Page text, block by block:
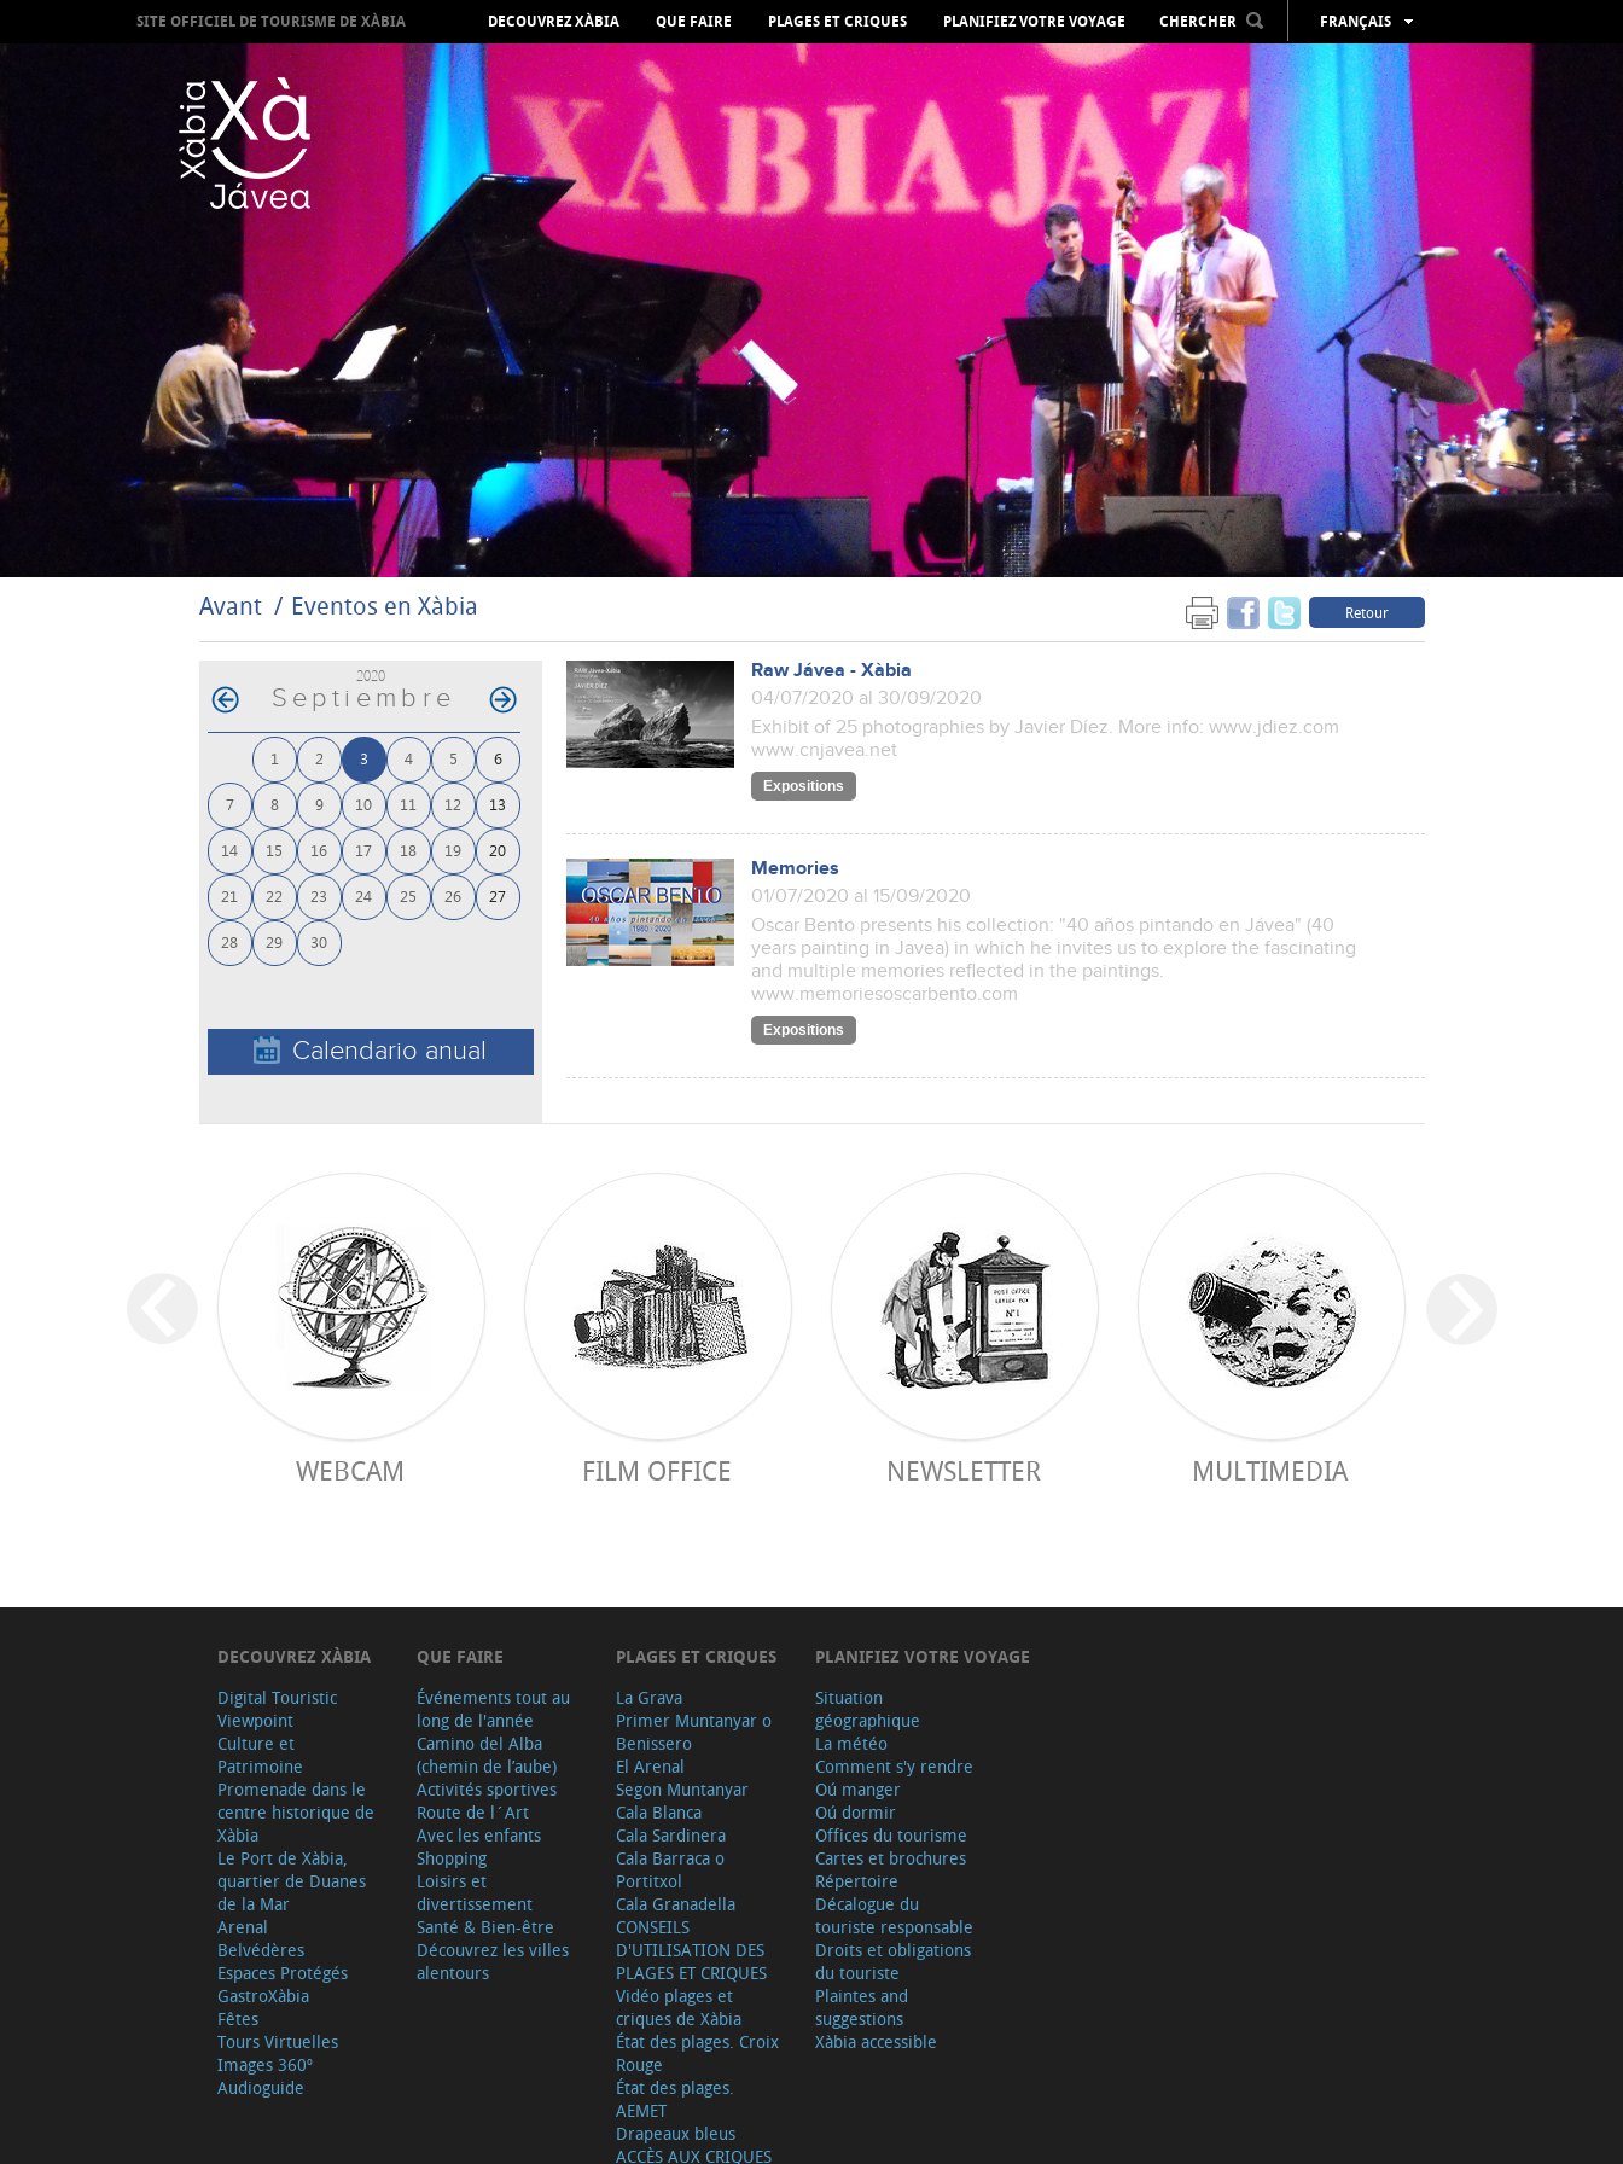
SITE OFFICIEL DE TOURISME DE XÀBIA DECOUVREZ XÀBIA QUE FAIRE PLAGES ET CRIQUES PLANIFIEZ VOTRE VOYAGE CHERCHER
FRANÇAIS
ESPAÑOL
VALENCIÀ
ENGLISH
DEUTSCH
РУССКИЙ
Avant Eventos en Xàbia Retour
2020
Septiembre
1 2 3 4 5 6
7 8 9 10 11 12 13
14 15 16 17 18 19 20
21 22 23 24 25 26 27
28 29 30
Calendario anual
Raw Jávea - Xàbia
04/07/2020 al 30/09/2020
Exhibit of 25 photographies by Javier Díez. More info: www.jdiez.com
www.cnjavea.net
Expositions
Memories
01/07/2020 al 15/09/2020
Oscar Bento presents his collection: "40 años pintando en Jávea" (40
years painting in Javea) in which he invites us to explore the fascinating
and multiple memories reflected in the paintings.
www.memoriesoscarbento.com
Expositions
WEBCAM FILM OFFICE NEWSLETTER MULTIMEDIA
DECOUVREZ XÀBIA
Digital Touristic
Viewpoint
Culture et
Patrimoine
Promenade dans le
centre historique de
Xàbia
Le Port de Xàbia,
quartier de Duanes
de la Mar
Arenal
Belvédères
Espaces Protégés
GastroXàbia
Fêtes
Tours Virtuelles
Images 360º
Audioguide
QUE FAIRE
Événements tout au
long de l'année
Camino del Alba
(chemin de l’aube)
Activités sportives
Route de l´Art
Avec les enfants
Shopping
Loisirs et
divertissement
Santé & Bien-être
Découvrez les villes
alentours
PLAGES ET CRIQUES
La Grava
Primer Muntanyar o
Benissero
El Arenal
Segon Muntanyar
Cala Blanca
Cala Sardinera
Cala Barraca o
Portitxol
Cala Granadella
CONSEILS
D'UTILISATION DES
PLAGES ET CRIQUES
Vidéo plages et
criques de Xàbia
État des plages. Croix
Rouge
État des plages.
AEMET
Drapeaux bleus
ACCÈS AUX CRIQUES
PLANIFIEZ VOTRE VOYAGE
Situation
géographique
La météo
Comment s'y rendre
Oú manger
Oú dormir
Offices du tourisme
Cartes et brochures
Répertoire
Décalogue du
touriste responsable
Droits et obligations
du touriste
Plaintes and
suggestions
Xàbia accessible